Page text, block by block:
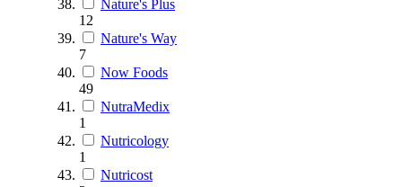
Nature's Plus
12
Nature's Way
7
Now Foods
49
NutraMedix
1
Nutricology
1
Nutricost